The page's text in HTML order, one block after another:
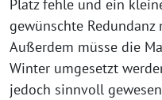
Platz fehle und ein
gewünschte
Außerdem müsse die
Winter umgesetzt
jedoch sinnvoll